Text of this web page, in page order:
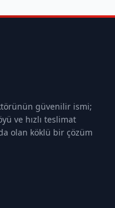
güvenilir ismi;
ve hızlı teslimat
olan köklü bir çözüm